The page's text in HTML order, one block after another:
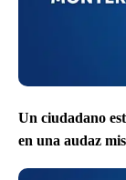
Un ciudadano
en una audaz